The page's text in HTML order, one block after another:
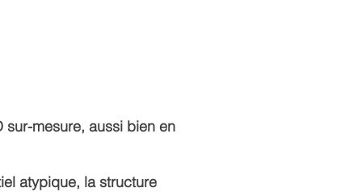
sur-mesure, aussi bien en
atypique, la structure